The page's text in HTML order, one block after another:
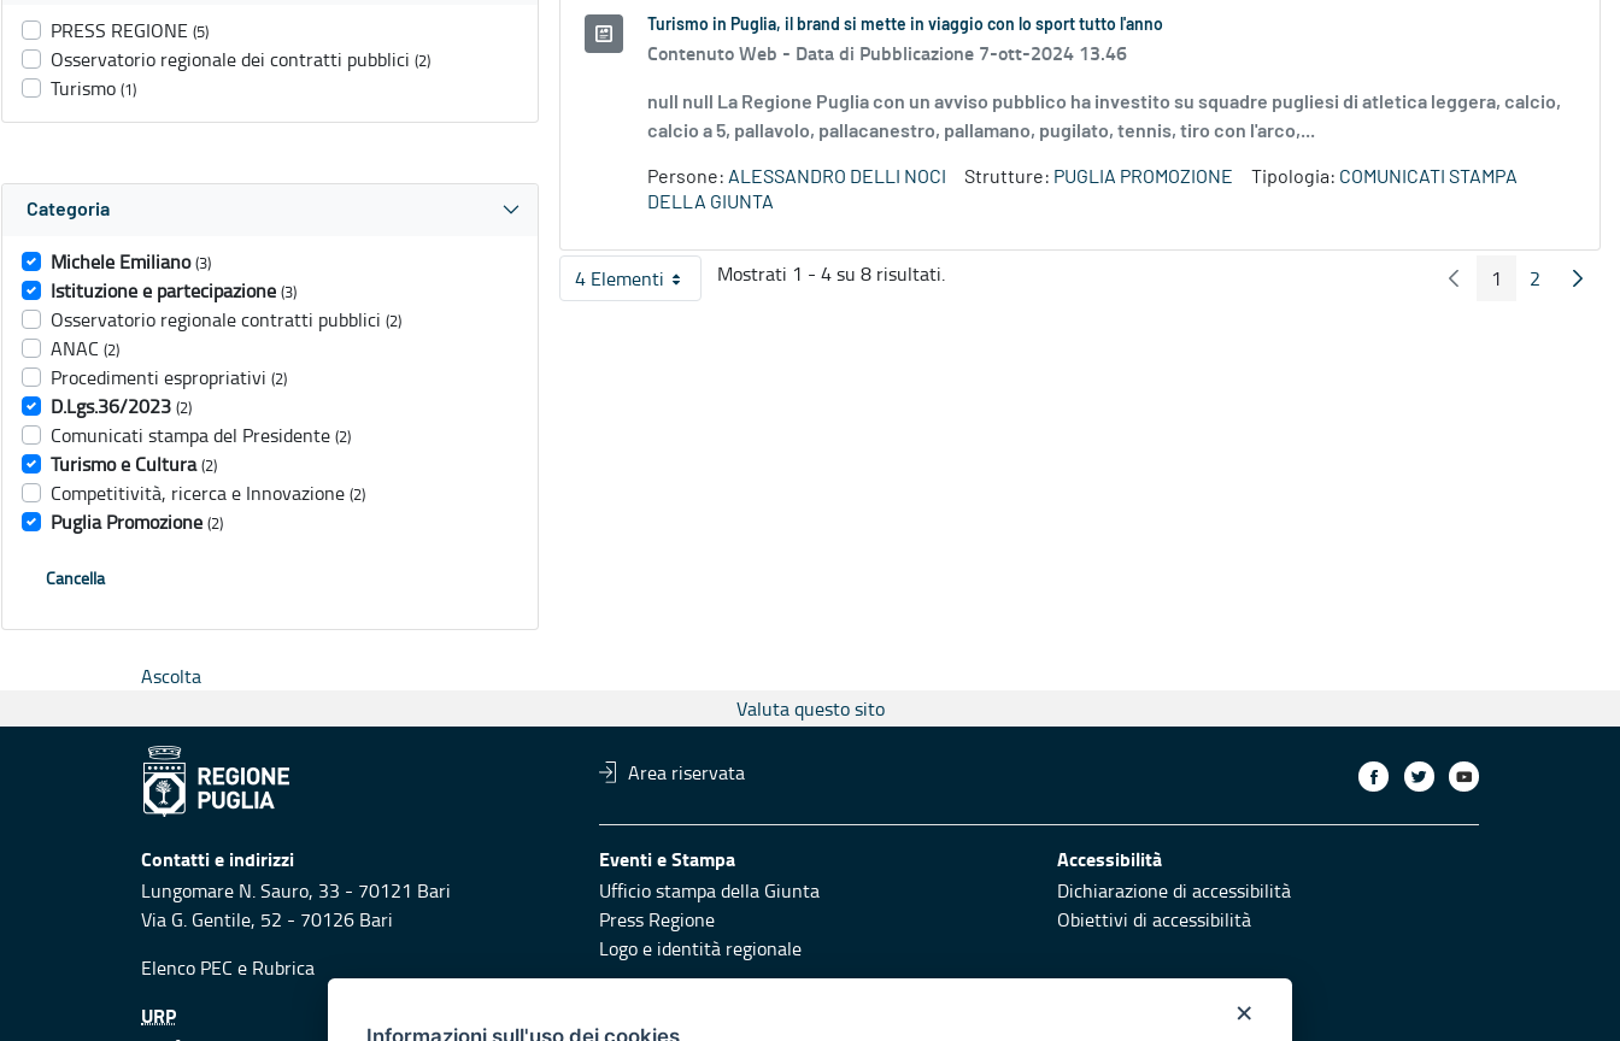
PRESS REGIONE (5)
Osservatorio regionale dei contratti pubblici (2)
Turismo (1)
Categoria
Michele Emiliano (3)
Istituzione e partecipazione (3)
Osservatorio regionale contratti pubblici (2)
ANAC (2)
Procedimenti espropriativi (2)
D.Lgs.36/2023 (2)
Comunicati stampa del Presidente (2)
Turismo e Cultura (2)
Competitività, ricerca e Innovazione (2)
Puglia Promozione (2)
Cancella
Turismo in Puglia, il brand si mette in viaggio con lo sport tutto l'anno
Contenuto Web - Data di Pubblicazione 7-ott-2024 13.46
null null La Regione Puglia con un avviso pubblico ha investito su squadre pugliesi di atletica leggera, calcio,
calcio a 5, pallavolo, pallacanestro, pallamano, pugilato, tennis, tiro con l'arco,...
Persone: ALESSANDRO DELLI NOCI Strutture: PUGLIA PROMOZIONE Tipologia: COMUNICATI STAMPA
DELLA GIUNTA
4 ElementiPer pagina
Mostrati 1 - 4 su 8 risultati. Pagina Precedente
Pagina
1 Pagina
2
Ascolta
Valuta questo sito
Area riservata
Contatti e indirizzi
Lungomare N. Sauro, 33 - 70121 Bari
Via G. Gentile, 52 - 70126 Bari
Elenco PEC e Rubrica
Eventi e Stampa
Ufficio stampa della Giunta
Press Regione
Logo e identità regionale
Accessibilità
Dichiarazione di accessibilità
Obiettivi di accessibilità
URP ×
Informazioni sull'uso dei cookies